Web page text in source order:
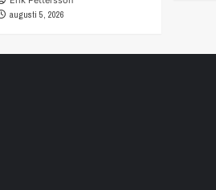
augusti 5, 2026